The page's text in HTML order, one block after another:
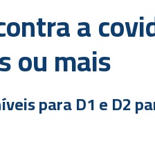
a
ou mais
para D1 e D2